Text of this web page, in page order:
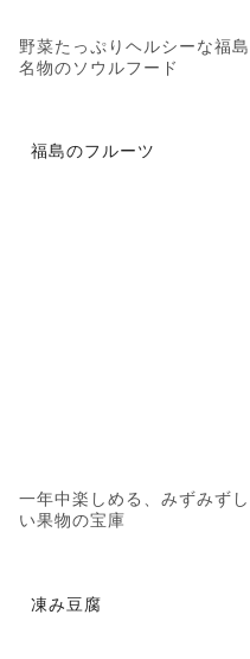
野菜たっぷりヘルシーな福島
名物のソウルフード
福島のフルーツ
一年中楽しめる、みずみずし
い果物の宝庫
凍み豆腐